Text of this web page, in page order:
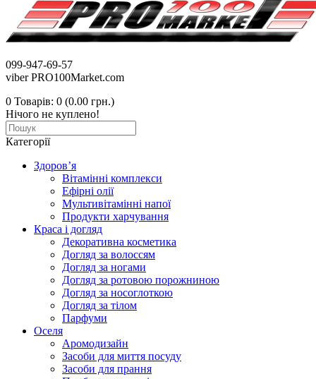
099-947-69-57
viber PRO100Market.com
0 Товарів: 0 (0.00 грн.)
Нічого не куплено!
Категорії
Здоров’я
Вітамінні комплекси
Ефірні олії
Мультивітамінні напої
Продукти харчування
Краса і догляд
Декоративна косметика
Догляд за волоссям
Догляд за ногами
Догляд за ротовою порожниною
Догляд за носоглоткою
Догляд за тілом
Парфуми
Оселя
Аромодизайн
Засоби для миття посуду
Засоби для прання